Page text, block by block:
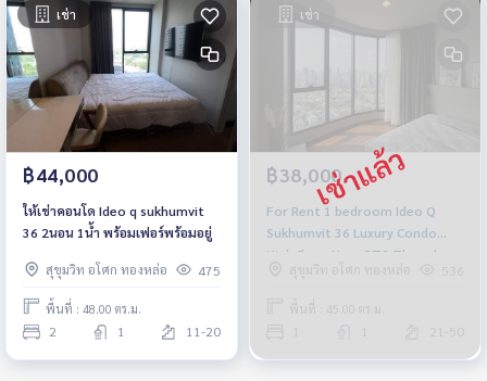
เช่า
฿44,000
ให้เช่าคอนโด Ideo​ q​ sukhumvit​
36 2นอน 1น้ำ พร้อมเฟอร์พร้อมอยู่
สุขุมวิท อโศก ทองหล่อ 475
พื้นที่ : 48.00 ตร.ม.
2 1 11-20
เช่า
฿38,000
For Rent 1 bedroom Ideo Q
Sukhumvit 36 Luxury Condo
High floor Near BTS Thonglor
Fully furnished Ready to move
สุขุมวิท อโศก ทองหล่อ 536
พื้นที่ : 45.00 ตร.ม.
21-50